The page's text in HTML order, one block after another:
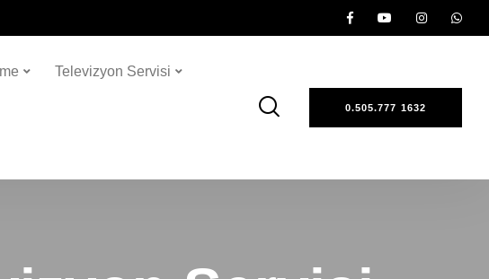
Televizyon Servisi
0.505.777 1632